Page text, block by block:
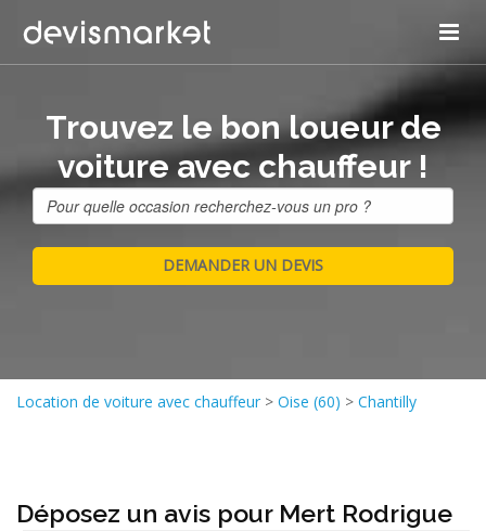
Trouvez le bon loueur de
voiture avec chauffeur !
Location de voiture avec chauffeur > Oise (60) > Chantilly
Déposez un avis pour Mert Rodrigue